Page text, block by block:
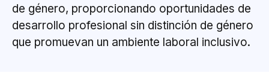
de género, proporcionando oportunidades de
desarrollo profesional sin distinción de género
que promuevan un ambiente laboral inclusivo.